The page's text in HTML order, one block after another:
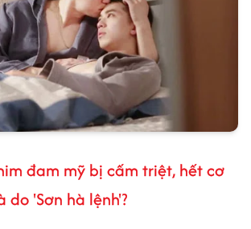
đam mỹ bị cấm triệt, hết cơ
do 'Sơn hà lệnh'?